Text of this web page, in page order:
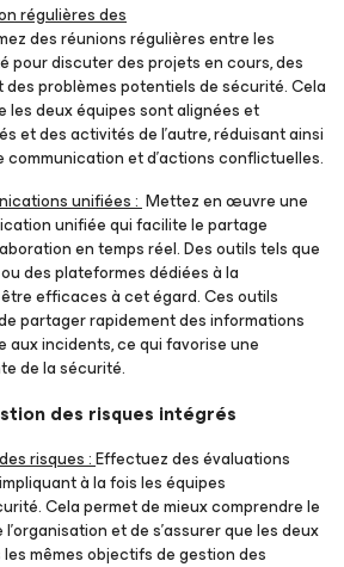
régulières des
des réunions régulières entre les
pour discuter des projets en cours, des
problèmes potentiels de sécurité. Cela
les deux équipes sont alignées et
et des activités de l’autre, réduisant ainsi
communication et d’actions conflictuelles.
unifiées :Mettez en œuvre une
unifiée qui facilite le partage
en temps réel. Des outils tels que
des plateformes dédiées à la
efficaces à cet égard. Ces outils
partager rapidement des informations
incidents, ce qui favorise une
de la sécurité.
des risques intégrés
risques :Effectuez des évaluations
à la fois les équipes
Cela permet de mieux comprendre le
et de s’assurer que les deux
mêmes objectifs de gestion des